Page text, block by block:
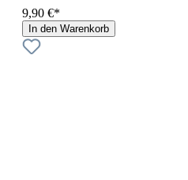
9,90 €*
In den Warenkorb